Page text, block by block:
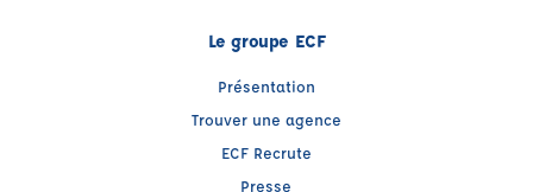
Le groupe ECF
Présentation
Trouver une agence
ECF Recrute
Presse